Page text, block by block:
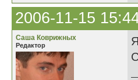
2006-11-15
Саша Коврижных
Редактор